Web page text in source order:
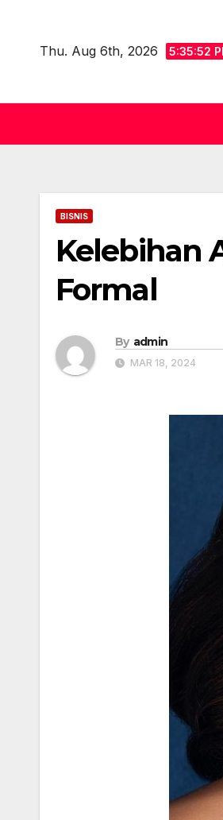
contentThu. Aug 6th, 2026 5:35:53
BISNIS
Kelebihan
Formal
By admin
MAR 18, 2024